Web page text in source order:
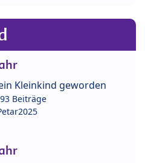
Kleinkind geworden
Beiträge